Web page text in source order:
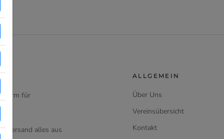
für
Versand alles aus
ALLGEMEIN
Über Uns
Vereinsübersicht
Kontakt